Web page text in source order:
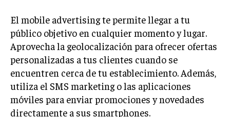
ESTRATEGIAS DE PRICING Y GESTIÓN DE
PRECIOS
GESTIÓN DE CRISIS EMPRESARIALES
EMPRESAS Y STARTUPS TECNOLÓGICAS
GESTIÓN DE LA EXPERIENCIA DEL CLIENTE
El mobile advertising te permite llegar a tu
público objetivo en cualquier momento y lugar.
Aprovecha la geolocalización para ofrecer ofertas
personalizadas a tus clientes cuando se
encuentren cerca de tu establecimiento. Además,
utiliza el SMS marketing o las aplicaciones
móviles para enviar promociones y novedades
directamente a sus smartphones.